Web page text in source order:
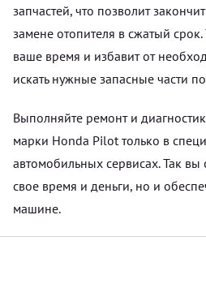
запчастей, что позволит
замене отопителя в сжатый
ваше время и избавит от
искать нужные запасные части
Выполняйте ремонт и
марки Honda Pilot только в
автомобильных сервисах. Так вы
свое время и деньги, но и
машине.